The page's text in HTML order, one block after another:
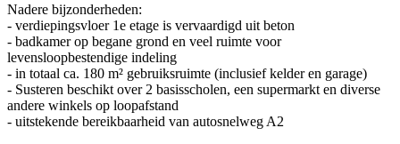
Nadere bijzonderheden:
- verdiepingsvloer 1e etage is vervaardigd uit beton
- badkamer op begane grond en veel ruimte voor
levensloopbestendige indeling
- in totaal ca. 180 m² gebruiksruimte (inclusief kelder en garage)
- Susteren beschikt over 2 basisscholen, een supermarkt en diverse
andere winkels op loopafstand
- uitstekende bereikbaarheid van autosnelweg A2